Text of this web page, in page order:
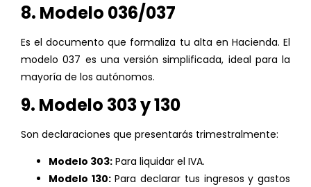
8. Modelo 036/037
Es el documento que formaliza tu alta en Hacienda. El
modelo 037 es una versión simplificada, ideal para la
mayoría de los autónomos.
9. Modelo 303 y 130
Son declaraciones que presentarás trimestralmente:
Modelo 303: Para liquidar el IVA.
Modelo 130:Para declarar tus ingresos y gastos